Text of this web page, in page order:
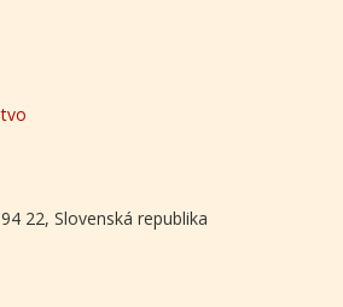
22, Slovenská republika